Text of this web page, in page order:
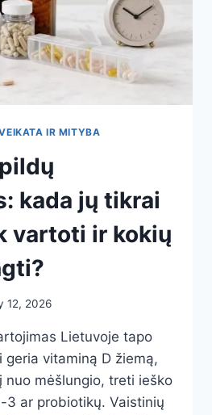
IR MITYBA
kada jų tikrai
vartoti ir kokių
12, 2026
Lietuvoje tapo
geria vitaminą D žiemą,
nuo mėšlungio, treti ieško
3 ar probiotikų. Vaistinių